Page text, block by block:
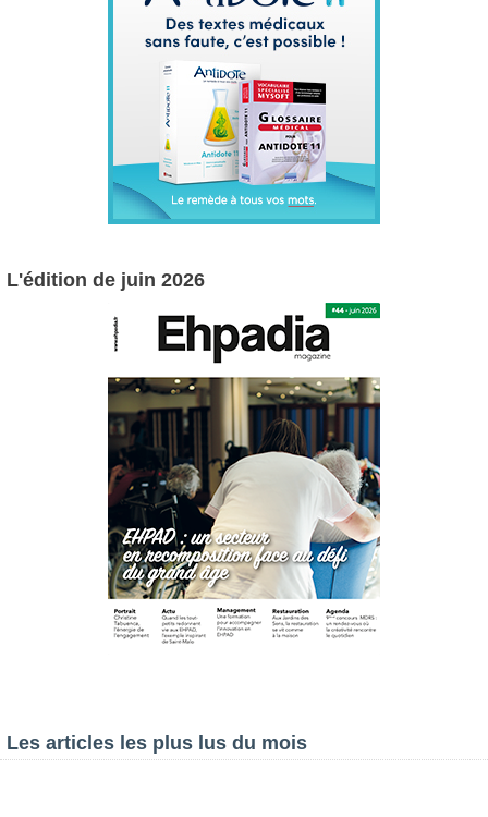
L'édition de juin 2026
Les articles les plus lus du mois